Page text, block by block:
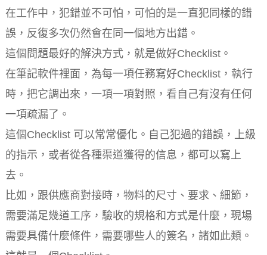
在工作中，犯錯並不可怕，可怕的是一直犯同樣的錯
誤，反復多次仍然會在同一個地方出錯。
這個問題最好的解決方式，就是做好Checklist。
在筆記軟件裡面，為每一項任務寫好Checklist，執行
時，把它調出來，一項一項對照，看自己有沒有任何
一項疏漏了。
這個Checklist 可以常常優化。自己犯過的錯誤，上級
的指示，或者從各種渠道獲得的信息，都可以寫上
去。
比如，跟供應商對接時，物料的尺寸、要求、細節，
需要滿足幾道工序，驗收的規格和方式是什麼，現場
需要具備什麼條件，需要哪些人的簽名，諸如此類。